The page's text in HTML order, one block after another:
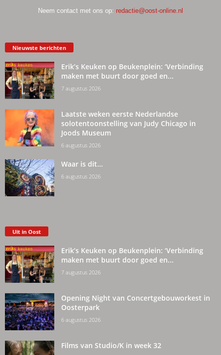
Neem contact met ons op: redactie@oost-online.nl
Nieuwste berichten
Erik’s Keuken op Beukenplein: ‘Verbinding
maken met buurt door goed en...
7 augustus 2026
Laatste weken eerste Nederlandse
solotentoonstelling van Judy Chicago in
Joods Museum
6 augustus 2026
Waar is dit…
6 augustus 2026
Uit in Oost
Erik’s Keuken op Beukenplein: ‘Verbinding
maken met buurt door goed en...
7 augustus 2026
Opening Night van Concertgebouworkest in
Oosterpark
6 augustus 2026
Films van Studio/K in week 32